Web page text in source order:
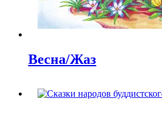
Весна/Жаз